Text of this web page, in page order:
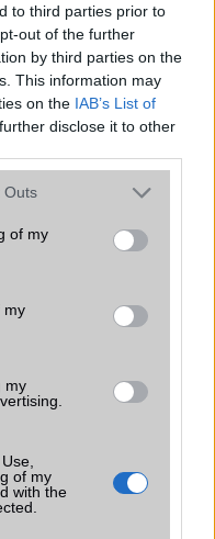
to third parties prior to
out of the further
by third parties on the
This information may
on the IAB’s List of
disclose it to other
one or more Google
You may click to
its third-party tags to
in below Google
Outs
of my
my
my
of my
with the
hajtható okostelefonja
különösen miután a
volt, amint
Pixel 9a: 5.100
idők
a Pixel 9a-t, azonban
hanem egy egyszerű
Miért érdemes most
a CarPlay Ultra-ra